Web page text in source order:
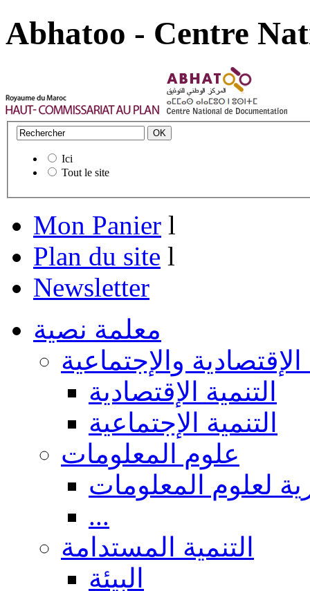
Abhatoo - Centre
Ici
Tout le site
Mon Panier l
Plan du site l
Newsletter
معلمة نصية
الإقتصادية والإجتماعية
التنمية الإقتصادية
التنمية الإجتماعية
علوم المعلومات
لعلوم المعلومات
...
التنمية المستدامة
البيئة